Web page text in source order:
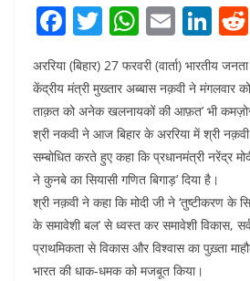
F
a
c
e
b
o
o
k
T
itt
er
W
h
at
s
A
p
p
E
m
ai
l
Li
k
e
dI
n
अररिया (बिहार) 27 फरवरी (वार्ता) भारतीय
केंद्रीय मंत्री मुख्तार अब्बास नक़वी ने मंगलवार
ताक़त को अनेक खलनायकों की आफ़त’ भी
श्री नकवी ने आज बिहार के अररिया में श्री
सम्बोधित करते हुए कहा कि प्रधानमंत्री नरेंद्र
ने कुनबे का सियासी गणित बिगाड़’ दिया है।
श्री नक़वी ने कहा कि मोदी जी ने ‘तुष्टीकरण के
के समावेशी बल’ से ध्वस्त कर समावेशी विकास,
प्राथमिकता से विकास और विश्वास का पुख़्ता
भारत की धाक-धमक को मजबूत किया।